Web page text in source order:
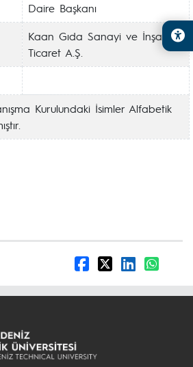
Daire Başkanı
Kaan Gıda Sanayi ve İnşaat
Ticaret A.Ş.
Kurulundaki İsimler Alfabetik